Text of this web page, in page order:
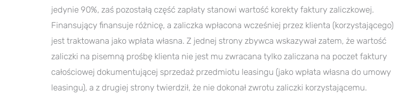
jedynie 90%, zaś pozostałą część zapłaty stanowi wartość korekty faktury zaliczkowej.
Finansujący finansuje różnicę, a zaliczka wpłacona wcześniej przez klienta (korzystającego)
jest traktowana jako wpłata własna. Z jednej strony zbywca wskazywał zatem, że wartość
zaliczki na pisemną prośbę klienta nie jest mu zwracana tylko zaliczana na poczet faktury
całościowej dokumentującej sprzedaż przedmiotu leasingu (jako wpłata własna do umowy
leasingu), a z drugiej strony twierdził, że nie dokonał zwrotu zaliczki korzystającemu.